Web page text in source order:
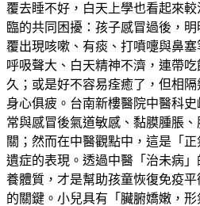
覆去睡不好，白天上學也看起來
臨的共同困擾：孩子感冒過後，
覆出現咳嗽、有痰、打噴嚏與鼻
呼吸聲大、白天精神不濟，連帶
久；或是好不容易痊癒了，但相
身心俱疲。台南新樓醫院中醫科
常與感冒後氣道敏感、黏膜腫脹
關；然而在中醫觀點中，這是「
遺症的表現。透過中醫「治未病
養體質，才是幫助孩童恢復免疫
的關鍵。小兒具有「臟腑嬌嫩，